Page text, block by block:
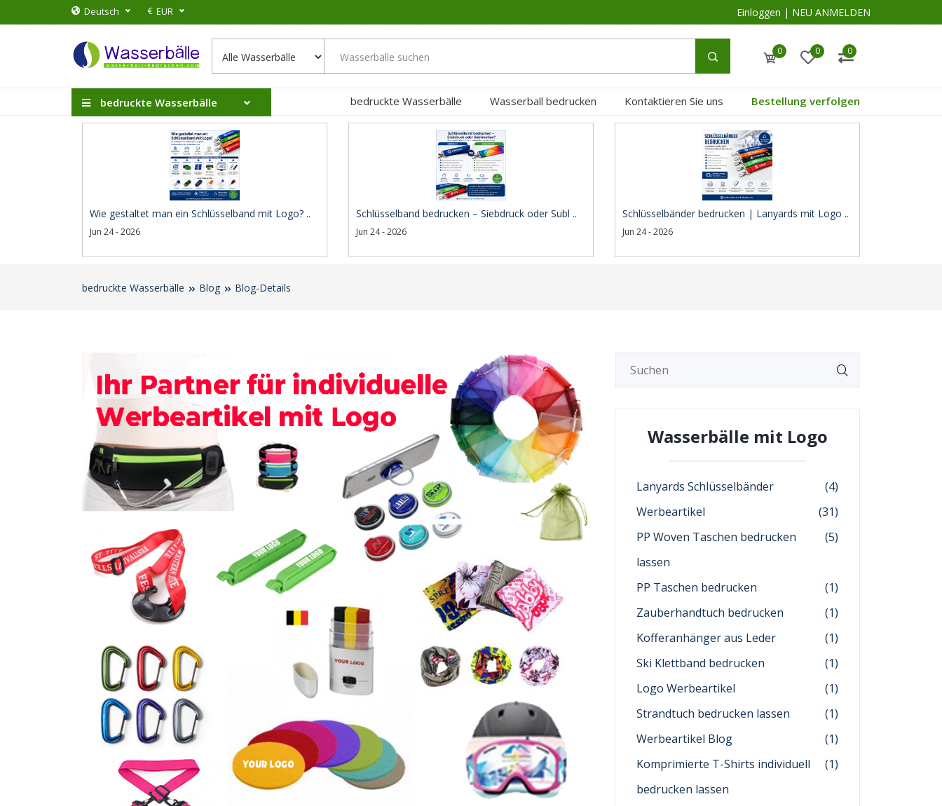
Deutsch € EUR Einloggen | NEU ANMELDEN
0 0 0
bedruckte Wasserbälle bedruckte Wasserbälle Wasserball bedrucken Kontaktieren Sie uns Bestellung verfolgen
Wie gestaltet man ein Schlüsselband mit Logo? ..
Jun 24 - 2026
Schlüsselband bedrucken – Siebdruck oder Subl ..
Jun 24 - 2026
Schlüsselbänder bedrucken | Lanyards mit Logo ..
Jun 24 - 2026
bedruckte Wasserbälle Blog Blog-Details
Wasserbälle mit Logo
Lanyards Schlüsselbänder
(4)
Werbeartikel
(31)
PP Woven Taschen bedrucken
lassen
(5)
PP Taschen bedrucken
(1)
Zauberhandtuch bedrucken
(1)
Kofferanhänger aus Leder
(1)
Ski Klettband bedrucken
(1)
Logo Werbeartikel
(1)
Strandtuch bedrucken lassen
(1)
Werbeartikel Blog
(1)
Komprimierte T-Shirts individuell
bedrucken lassen
(1)